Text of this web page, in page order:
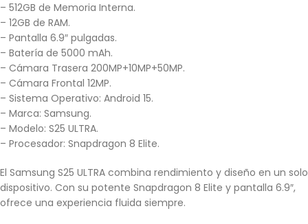
– 512GB de Memoria Interna.
– 12GB de RAM.
– Pantalla 6.9″ pulgadas.
– Batería de 5000 mAh.
– Cámara Trasera 200MP+10MP+50MP.
– Cámara Frontal 12MP.
– Sistema Operativo: Android 15.
– Marca: Samsung.
– Modelo: S25 ULTRA.
– Procesador: Snapdragon 8 Elite.
El Samsung S25 ULTRA combina rendimiento y diseño en un solo
dispositivo. Con su potente Snapdragon 8 Elite y pantalla 6.9″,
ofrece una experiencia fluida siempre.